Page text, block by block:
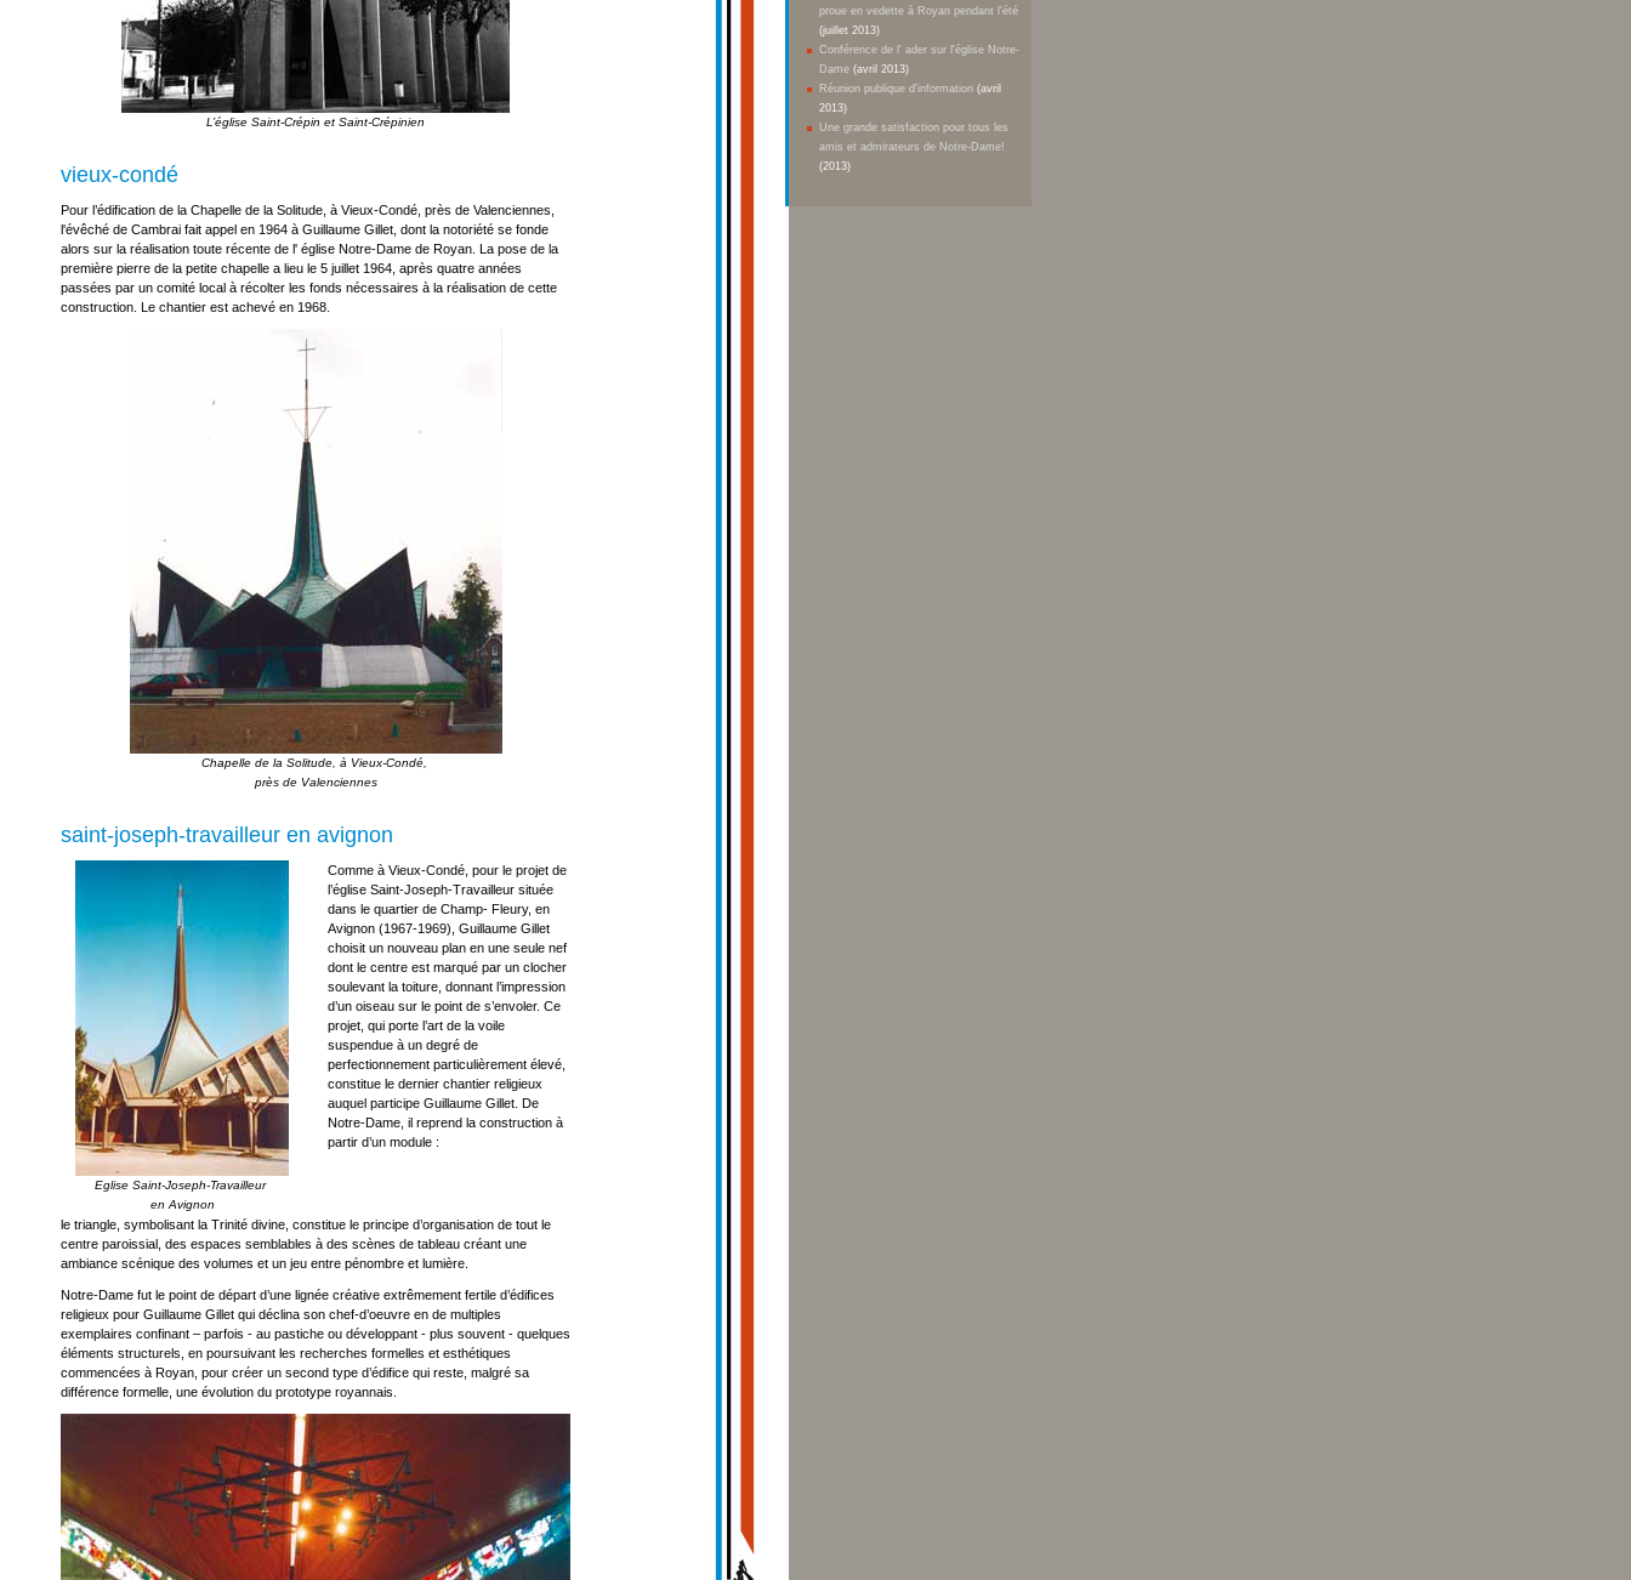
vieux-condé
Pour l’édification de la Chapelle de la Solitude, à Vieux-Condé, près de Valenciennes,
l'évêché de Cambrai fait appel en 1964 à Guillaume Gillet, dont la notoriété se fonde
alors sur la réalisation toute récente de l' église Notre-Dame de Royan. La pose de la
première pierre de la petite chapelle a lieu le 5 juillet 1964, après quatre années
passées par un comité local à récolter les fonds nécessaires à la réalisation de cette
construction. Le chantier est achevé en 1968.
Chapelle de la Solitude, à Vieux-Condé,
près de Valenciennes
saint-joseph-travailleur en avignon
Eglise Saint-Joseph-Travailleur
Comme à Vieux-Condé, pour le projet de
l’église Saint-Joseph-Travailleur située
dans le quartier de Champ- Fleury, en
Avignon (1967-1969), Guillaume Gillet
choisit un nouveau plan en une seule nef
dont le centre est marqué par un clocher
soulevant la toiture, donnant l’impression
d’un oiseau sur le point de s’envoler. Ce
projet, qui porte l’art de la voile
suspendue à un degré de
perfectionnement particulièrement élevé,
constitue le dernier chantier religieux
auquel participe Guillaume Gillet. De
Notre-Dame, il reprend la construction à
partir d’un module :
le triangle, symbolisant la Trinité divine, constitue le principe d’organisation de tout le
centre paroissial, des espaces semblables à des scènes de tableau créant une
ambiance scénique des volumes et un jeu entre pénombre et lumière.
Notre-Dame fut le point de départ d’une lignée créative extrêmement fertile d’édifices
religieux pour Guillaume Gillet qui déclina son chef-d’oeuvre en de multiples
exemplaires confinant – parfois - au pastiche ou développant - plus souvent - quelques
éléments structurels, en poursuivant les recherches formelles et esthétiques
commencées à Royan, pour créer un second type d’édifice qui reste, malgré sa
différence formelle, une évolution du prototype royannais.
proue en vedette à Royan pendant l'été
(juillet 2013)
Conférence de l' ader sur l'église Notre-
Dame (avril 2013)
Réunion publique d'information (avril
2013)
Une grande satisfaction pour tous les
amis et admirateurs de Notre-Dame!
(2013)